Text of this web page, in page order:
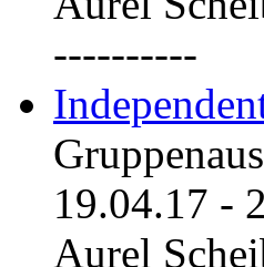
----------
19.04.17 -
Aurel